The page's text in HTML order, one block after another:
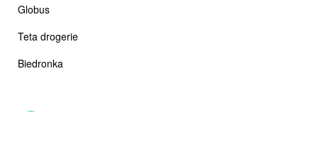
Globus
Teta drogerie
Biedronka